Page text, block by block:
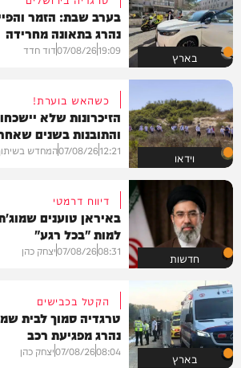
בארץ
בערב שבת: הזמר
נהרג בתאונה מחרידה
19:09
07/08/26דוד חדד
וידאו
כשהאש בוערת!
הזיכרונות שלא
והתובנות בשנים
12:21
07/08/26המחדש
חדשות
דיווח דרמטי
באיראן טוענים
למות "בכל רגע"
08:31
07/08/26יצחק כהן
בארץ
הקטל בכבישים
טרגדיה סמוך לבית
נהרג מפגיעת רכב
08:04
07/08/26יצחק כהן